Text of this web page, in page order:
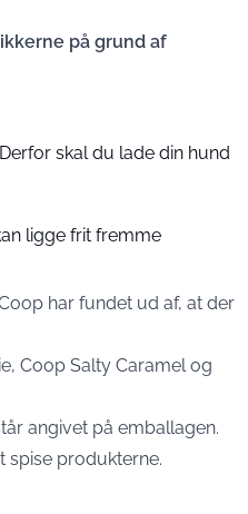
på grund af
skal du lade din hund
ligge frit fremme
har fundet ud af, at der
Coop Salty Caramel og
angivet på emballagen.
produkterne.